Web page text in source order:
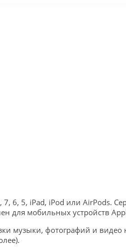
7, 6, 5, iPad, iPod или AirPods.
для мобильных устройств
музыки, фотографий и видео